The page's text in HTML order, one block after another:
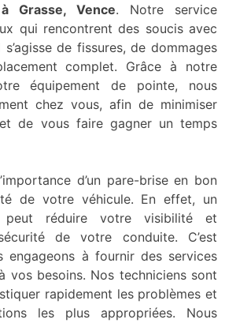
à Grasse, Vence. Notre service
qui rencontrent des soucis avec
s’agisse de fissures, de dommages
complet. Grâce à notre
équipement de pointe, nous
chez vous, afin de minimiser
de vous faire gagner un temps
d’un pare-brise en bon
de votre véhicule. En effet, un
peut réduire votre visibilité et
de votre conduite. C’est
engageons à fournir des services
vos besoins. Nos techniciens sont
rapidement les problèmes et
les plus appropriées. Nous